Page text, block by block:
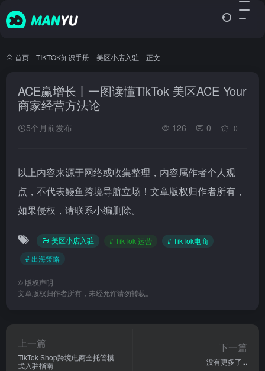
首页 TIKTOK知识手册 美区小店入驻 正文
ACE赢增长丨一图读懂TikTok 美区ACE Your
商家经营方法论
5个月前发布 126 0 0
以上内容来源于网络或收集整理，内容属作者个人观
点，不代表鳗鱼跨境导航立场！文章版权归作者所有，
如果侵权，请联系小编删除。
美区小店入驻 # TikTok 运营
# TikTok电商
# 出海策略
© 版权声明
文章版权归作者所有，未经允许请勿转载。
上一篇
TikTok Shop跨境电商全托管模
式入驻指南
下一篇
没有更多了...